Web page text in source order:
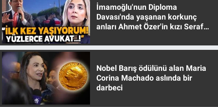
İmamoğlu'nun Diploma
Davası'nda yaşanan korkunç
anları Ahmet Özer'in kızı Seraf
Nobel Barış ödülünü alan Maria
Corina Machado aslında bir
darbeci
Yerel Yaşam
Canlı Yayın